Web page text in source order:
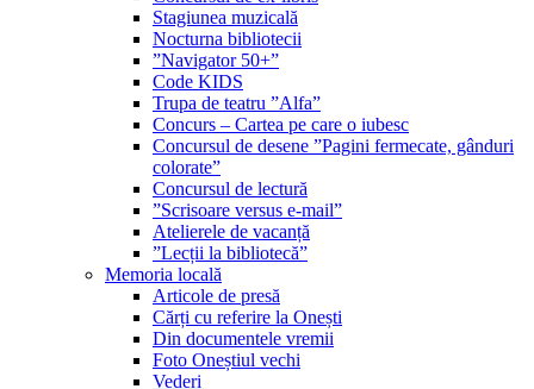
Stagiunea muzicală
Nocturna bibliotecii
”Navigator 50+”
Code KIDS
Trupa de teatru ”Alfa”
Concurs – Cartea pe care o iubesc
Concursul de desene ”Pagini fermecate, gânduri
colorate”
Concursul de lectură
”Scrisoare versus e-mail”
Atelierele de vacanță
”Lecții la bibliotecă”
Memoria locală
Articole de presă
Cărți cu referire la Onești
Din documentele vremii
Foto Oneștiul vechi
Vederi